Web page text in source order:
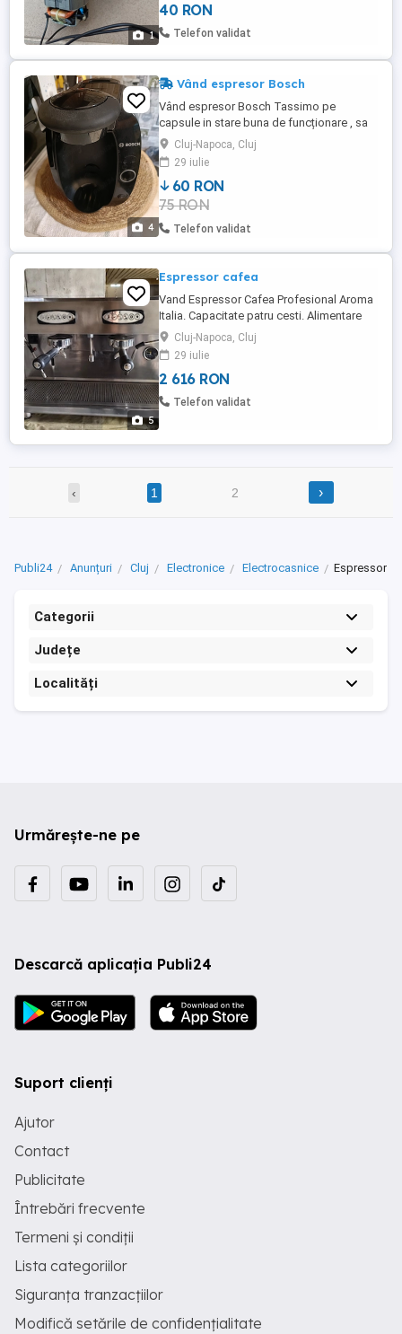
1
40 RON
Telefon validat
4
Vând espresor Bosch
Vând espresor Bosch Tassimo pe
capsule in stare buna de funcționare , sa
făcut revizia inclusiv decalcifierea are in
componenta și ,,capsula " destinata
decalcifierii
Cluj-Napoca, Cluj
29 iulie
60 RON
75 RON
Telefon validat
5
Espressor cafea
Vand Espressor Cafea Profesional Aroma
Italia. Capacitate patru cesti. Alimentare
curent 220 V. Pret negociabil!
Cluj-Napoca, Cluj
29 iulie
2 616 RON
Telefon validat
‹ 1 2 ›
Publi24 Anunțuri Cluj Electronice Electrocasnice Espressor
Categorii
Județe
Localități
Urmărește-ne pe
Descarcă aplicația Publi24
Suport clienți
Ajutor
Contact
Publicitate
Întrebări frecvente
Termeni și condiții
Lista categoriilor
Siguranța tranzacțiilor
Modifică setările de confidențialitate